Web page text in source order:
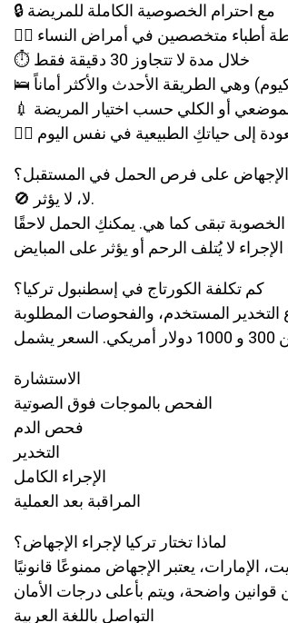
🔒 مع احترام الخصوصية الكاملة للمريضة
أطباء متخصصين في أمراض النساء
⏱️ خلال مدة لا تتجاوز 30 دقيقة فقط
وهي الطريقة الأحدث والأكثر أماناً
الموضعي أو الكلي حسب اختيار المريضة
إلى حياتكِ الطبيعية في نفس اليوم
على فرص الحمل في المستقبل؟
🚫 لا، لا يؤثر.
تبقى كما هي. يمكنكِ الحمل لاحقًا
كم تكلفة الكورتاج في إسطنبول تركيا؟
الاستشارة
الفحص بالموجات فوق الصوتية
فحص الدم
التخدير
الإجراء الكامل
المراقبة بعد العملية
لماذا تختار تركيا لإجراء الإجهاض؟
يعتبر الإجهاض ممنوعًا قانونيًا
واضحة، ويتم بأعلى درجات الأمان
التواصل باللغة العربية